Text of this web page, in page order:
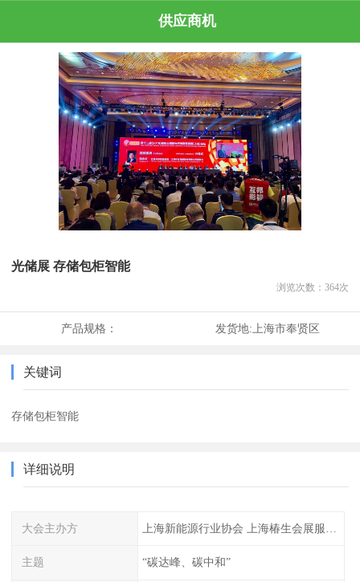
供应商机
光储展 存储包柜智能
浏览次数： 364次
产品规格： 发货地:上海市奉贤区
关键词
存储包柜智能
详细说明
大会主办方
主题 “碳达峰、碳中和”